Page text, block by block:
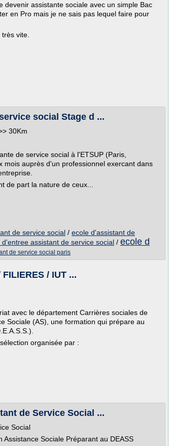
devenir assistante sociale avec un simple Bac
en Pro mais je ne sais pas lequel faire pour
vite.
social Stage d ...
30Km
de service social à l'ETSUP (Paris,
mois auprès d'un professionnel exercant dans
de part la nature de ceux...
de service social / ecole d'assistant de
assistant de service social / ecole d
de service social paris
/ IUT ...
avec le département Carrières sociales de
Sociale (AS), une formation qui prépare au
organisée par :
de Service Social ...
Social
Sociale Préparant au DEASS